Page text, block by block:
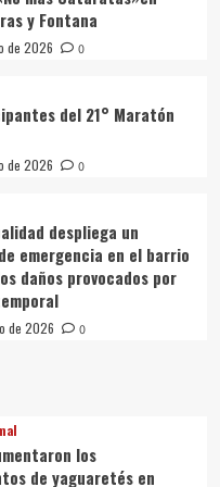
y Fontana
de 2026 0
del 21° Maratón
de 2026 0
despliega un
emergencia en el barrio
daños provocados por
de 2026 0
los
de yaguaretés en